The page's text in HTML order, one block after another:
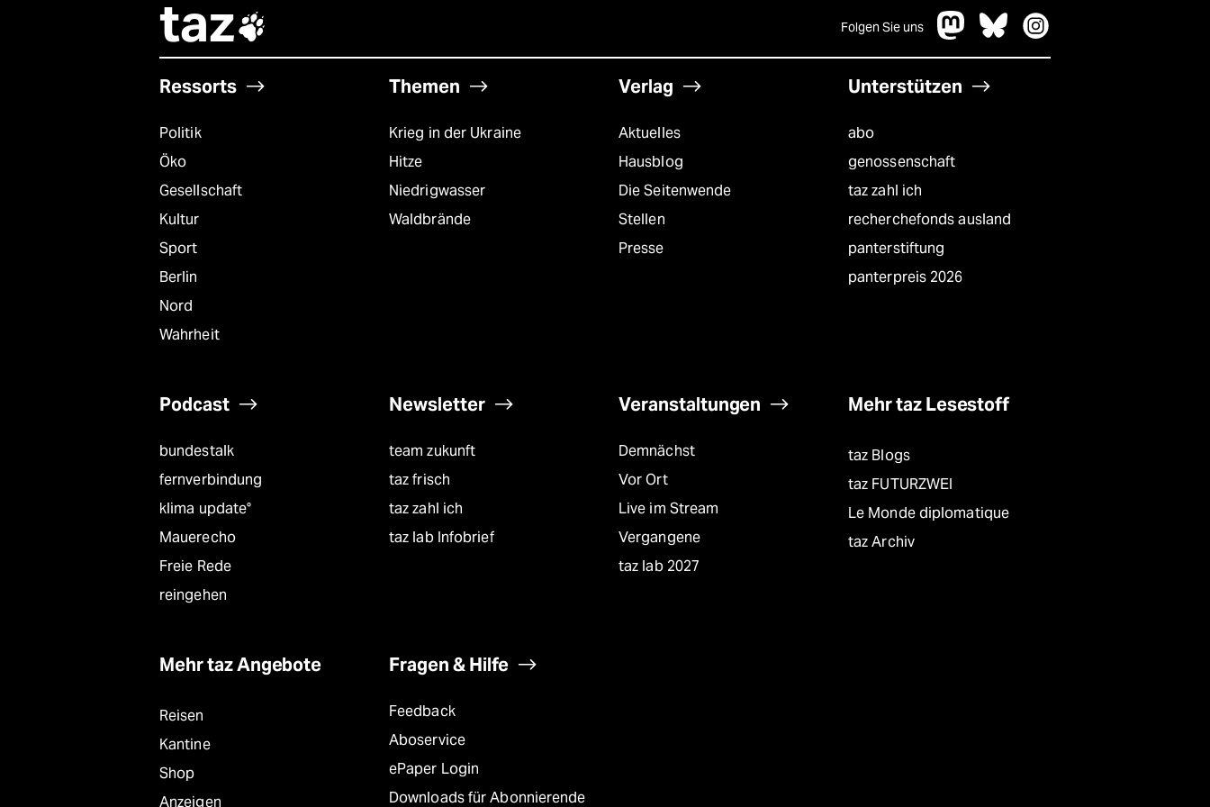
taz Folgen Sie uns
Ressorts
Politik
Öko
Gesellschaft
Kultur
Sport
Berlin
Nord
Wahrheit
Themen
Krieg in der Ukraine
Hitze
Niedrigwasser
Waldbrände
Verlag
Aktuelles
Hausblog
Die Seitenwende
Stellen
Presse
Unterstützen
abo
genossenschaft
taz zahl ich
recherchefonds ausland
panterstiftung
panterpreis 2026
Podcast
bundestalk
fernverbindung
klima update°
Mauerecho
Freie Rede
reingehen
Newsletter
team zukunft
taz frisch
taz zahl ich
taz lab Infobrief
Veranstaltungen
Demnächst
Vor Ort
Live im Stream
Vergangene
taz lab 2027
Mehr taz Lesestoff
taz Blogs
taz FUTURZWEI
Le Monde diplomatique
taz Archiv
Mehr taz Angebote
Reisen
Kantine
Shop
Anzeigen
Fragen & Hilfe
Feedback
Aboservice
ePaper Login
Downloads für Abonnierende